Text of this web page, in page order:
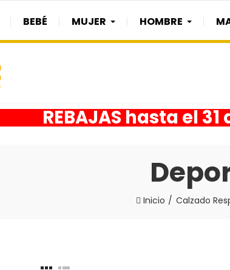
BEBÉ MUJER HOMBRE
REBAJAS hasta el
Inicio Calzado